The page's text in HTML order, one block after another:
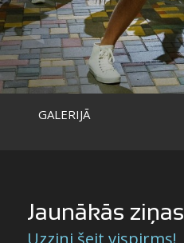
GALERIJĀ
Jaunākās ziņas
Uzzini šeit vispirms!